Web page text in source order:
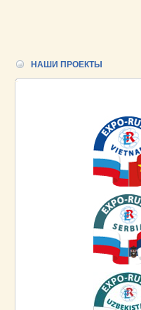
НАШИ ПРОЕКТЫ